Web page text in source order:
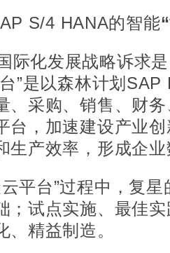
S/4 HANA的智能
际化发展战略诉求
”是以森林计划
、采购、销售、财
台，加速建设产业
生产效率，形成企
平台”过程中，复
；试点实施、最佳
、精益制造。